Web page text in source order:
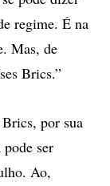
regime. É na
Mas, de
Brics.”
por sua
pode ser
Ao,